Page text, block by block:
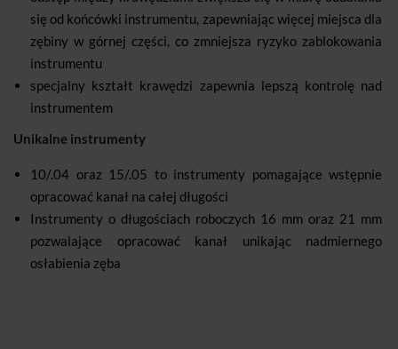
się od końcówki instrumentu, zapewniając więcej miejsca dla
zębiny w górnej części, co zmniejsza ryzyko zablokowania
instrumentu
specjalny kształt krawędzi zapewnia lepszą kontrolę nad
instrumentem
Unikalne instrumenty
10/.04 oraz 15/.05 to instrumenty pomagające wstępnie
opracować kanał na całej długości
Instrumenty o długościach roboczych 16 mm oraz 21 mm
pozwalające opracować kanał unikając nadmiernego
osłabienia zęba